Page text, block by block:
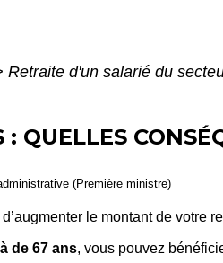
Retraite d'un salarié du
QUELLES
(Première ministre)
le montant de votre
de 67 ans, vous pouvez